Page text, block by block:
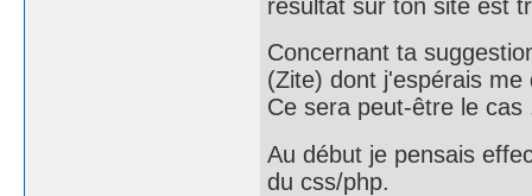
résultat sur ton site est
Concernant ta
(Zite) dont j'espérais
Ce sera peut-être le
Au début je pensais
du css/php.